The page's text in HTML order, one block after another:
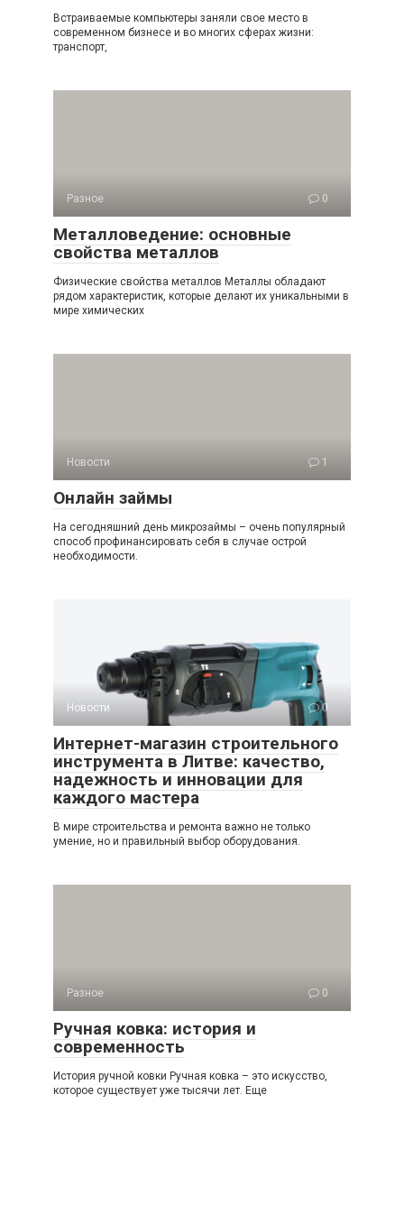
Встраиваемые компьютеры заняли свое место в
современном бизнесе и во многих сферах жизни:
транспорт,
Разное 0
Металловедение: основные
свойства металлов
Физические свойства металлов Металлы обладают
рядом характеристик, которые делают их уникальными в
мире химических
Новости 1
Онлайн займы
На сегодняшний день микрозаймы – очень популярный
способ профинансировать себя в случае острой
необходимости.
Новости 0
Интернет-магазин строительного
инструмента в Литве: качество,
надежность и инновации для
каждого мастера
В мире строительства и ремонта важно не только
умение, но и правильный выбор оборудования.
Разное 0
Ручная ковка: история и
современность
История ручной ковки Ручная ковка – это искусство,
которое существует уже тысячи лет. Еще